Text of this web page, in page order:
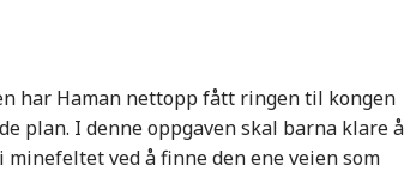
har Haman nettopp fått ringen til kongen
plan. I denne oppgaven skal barna klare å
minefeltet ved å finne den ene veien som